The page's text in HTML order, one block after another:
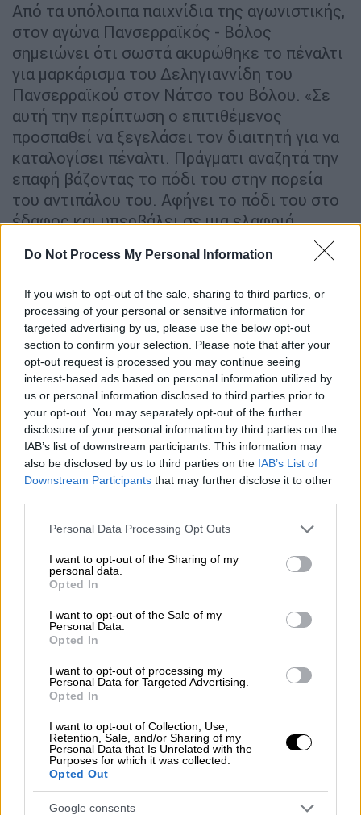
Do Not Process My Personal Information
If you wish to opt-out of the sale, sharing to third parties, or
processing of your personal or sensitive information for
targeted advertising by us, please use the below opt-out
section to confirm your selection. Please note that after your
opt-out request is processed you may continue seeing
interest-based ads based on personal information utilized by
us or personal information disclosed to third parties prior to
your opt-out. You may separately opt-out of the further
disclosure of your personal information by third parties on the
IAB’s list of downstream participants. This information may
also be disclosed by us to third parties on the IAB’s List of
Downstream Participants that may further disclose it to other
Please note that this website/app uses one or more Google
not limited to your visit or usage behaviour. You may click to
grant or deny consent to Google and its third-party tags to
use your data for below specified purposes in below Google
consent section.
Personal Data Processing Opt Outs
I want to opt-out of the Sharing of my
personal data.
Opted In
I want to opt-out of the Sale of my
Personal Data.
Opted In
I want to opt-out of processing my
Personal Data for Targeted Advertising.
Opted In
I want to opt-out of Collection, Use,
Retention, Sale, and/or Sharing of my
Personal Data that Is Unrelated with the
Purposes for which it was collected.
Opted Out
Google consents
Από τα υπόλοιπα παιχνίδια της αγωνιστικής,
στον αγώνα Πανσερραϊκός - Βόλος
σημειώνει ότι σωστά ακυρώθηκε το πέναλτι
για μαρκάρισμα του Δεληγιαννίδη του
Πανσερραϊκού στον Νάτσο του Βόλου. «Σε
αυτή την περίπτωση ο επιτιθέμενος
προσπαθεί να ξεγελάσει τον διαιτητή για να
καταλογίσει πέναλτι. Πράγματι αναζητά την
επαφή βάζοντας το πόδι του στην πορεία
του αντιπάλου του. Αφήνει το πόδι του στο
έδαφος και υπερβάλει σε μια ελαφριά
όπως κι έγινε για να διορθώσει την
Στον αγώνα Παναιτωλικός - Ατρόμητος για
το πέναλτι σε σουτ του Αθανασίου και χέρι
του Σιέλη, υποστηρίζει ότι σωστά δόθηκε:
«Σε αυτή την περίπτωση ο αμυνόμενος
ρισκάρει να χτυπήσει η μπάλα το χέρι του
διώχνοντας σαν τερματοφύλακας.
Ακουμπάει την μπάλα με το αριστερό του
χέρι ενώ έχει κατεύθυνση προς το τέρμα,
κάνοντας το σώμα του αφύσικα μεγαλύτερο.
Περιμένουμε παρέμβαση του VAR, όπως κι
έγινε, για τον καταλογισμό του πέναλτι».
Επίσης, σωστή θεωρεί και την κόκκινη στον
Παντελάκη της ομάδας του Αγρινίου για
«Εδώ ο επιτιθέμενος φτάνει πρώτος στην
μπάλα. Στη συνέχεια ο αμυνόμενος
υποπίπτει σε φάουλ και στερεί από την
επιτιθέμενη ομάδα ένα γκολ ή μια προφανή
ευκαιρία για γκολ. Περιμένουμε παρέμβαση
του var όπως κι έγινε για κόκκινη κάρτα
στον αμυντικό ο οποίος στερεί από τον
αντίπαλο προφανή ευκαιρία για γκολ».